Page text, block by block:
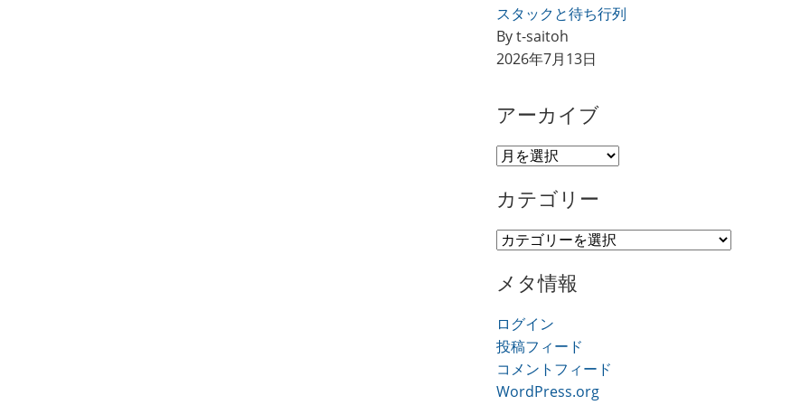
スタックと待ち行列
By t-saitoh
2026年7月13日
アーカイブ
ア
カ
ブ
カテゴリー
カ
ゴ
ー
メタ情報
ログイン
投稿フィード
コメントフィード
WordPress.org